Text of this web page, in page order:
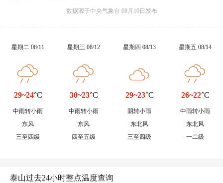
数据源于中央气象台 08月10日发布
星期二 08/11
29~24°C
中雨转小雨
东风
三至四级
星期三 08/12
30~23°C
中雨转小雨
东风
四至五级
星期四 08/13
29~23°C
阴转小雨
东北风
三至四级
星期五 08/14
26~22°C
中雨转小雨
东北风
一二级
泰山过去24小时整点温度查询